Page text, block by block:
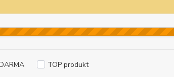
TOP produkt